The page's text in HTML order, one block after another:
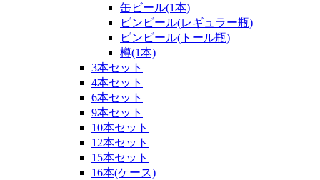
缶ビール(1本)
ビンビール(レギュラー瓶)
ビンビール(トール瓶)
樽(1本)
3本セット
4本セット
6本セット
9本セット
10本セット
12本セット
15本セット
16本(ケース)